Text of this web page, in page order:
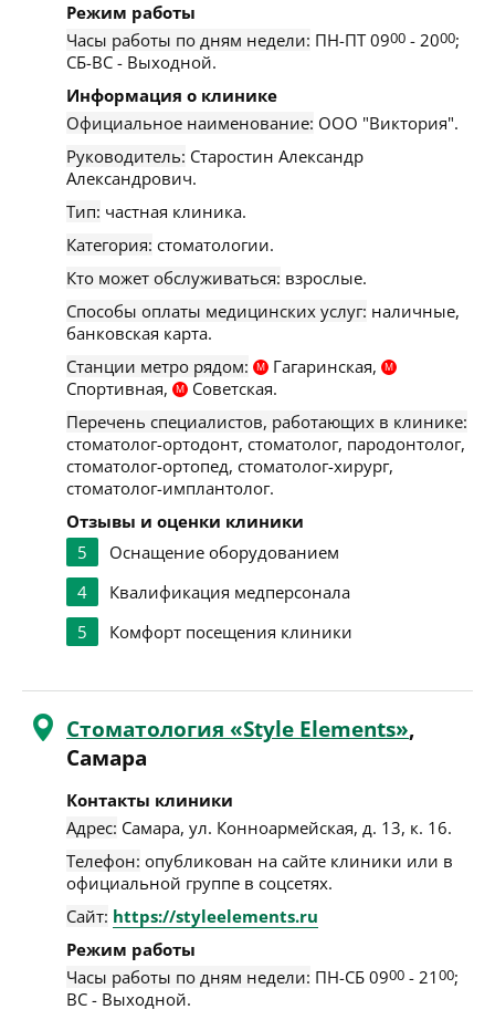
Режим работы
Часы работы по дням недели: ПН-ПТ 0900 - 2000;
СБ-ВС - Выходной.
Информация о клинике
Официальное наименование: ООО "Виктория".
Руководитель: Старостин Александр
Александрович.
Тип: частная клиника.
Категория: стоматологии.
Кто может обслуживаться: взрослые.
Способы оплаты медицинских услуг: наличные,
банковская карта.
Станции метро рядом:
М Гагаринская, М
Спортивная, М
Советская.
Перечень специалистов, работающих в клинике:
стоматолог-ортодонт, стоматолог, пародонтолог,
стоматолог-ортопед, стоматолог-хирург,
стоматолог-имплантолог.
Отзывы и оценки клиники
5
Оснащение оборудованием
4
Квалификация медперсонала
5
Комфорт посещения клиники
Стоматология «Style Elements»,
Самара
Контакты клиники
Адрес: Самара, ул. Конноармейская, д. 13, к. 16.
Телефон: опубликован на сайте клиники или в
официальной группе в соцсетях.
Сайт: https://styleelements.ru
Режим работы
Часы работы по дням недели: ПН-СБ 0900 - 2100;
ВС - Выходной.